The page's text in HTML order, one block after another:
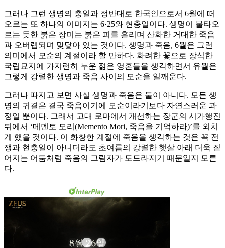
그러나 그런 생명의 충일과 정반대로 한국인으로서 6월에 떠
오르는 또 하나의 이미지는 6·25와 현충일이다. 생명이 불타오
르는 듯한 붉은 장미는 붉은 피를 흘리며 산화한 거대한 죽음
과 오버랩되며 맞닿아 있는 것이다. 생명과 죽음, 6월은 그런
의미에서 모순의 계절이라 할 만하다. 화려한 꽃으로 장식한
국립묘지에 가지런히 누운 젊은 영혼들을 생각하면서 유월은
그렇게 강렬한 생명과 죽음 사이의 모순을 일깨운다.
그러나 따지고 보면 사실 생명과 죽음은 둘이 아니다. 모든 생
명의 귀결은 결국 죽음이기에 모순이라기보다 자연스러운 과
정일 뿐이다. 그래서 고대 로마에서 개선하는 장군의 시가행진
뒤에서 ‘메멘토 모리(Memento Mori, 죽음을 기억하라)’를 외치
게 했을 것이다. 이 화창한 계절에 죽음을 생각하는 것은 꼭 전
쟁과 현충일이 아니더라도 초여름의 강렬한 햇살 아래 더욱 짙
어지는 어둠처럼 죽음의 그림자가 도드라지기 때문일지 모른
다.